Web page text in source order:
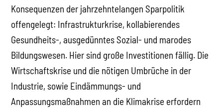
Konsequenzen der jahrzehntelangen Sparpolitik
offengelegt: Infrastrukturkrise, kollabierendes
Gesundheits-, ausgedünntes Sozial- und marodes
Bildungswesen. Hier sind große Investitionen fällig. Die
Wirtschaftskrise und die nötigen Umbrüche in der
Industrie, sowie Eindämmungs- und
Anpassungsmaßnahmen an die Klimakrise erfordern